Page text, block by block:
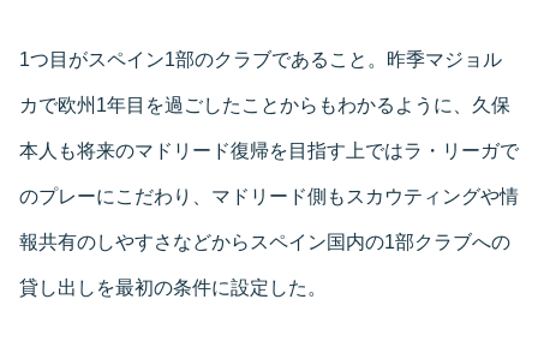
1つ目がスペイン1部のクラブであること。昨季マジョル
カで欧州1年目を過ごしたことからもわかるように、久保
本人も将来のマドリード復帰を目指す上ではラ・リーガで
のプレーにこだわり、マドリード側もスカウティングや情
報共有のしやすさなどからスペイン国内の1部クラブへの
貸し出しを最初の条件に設定した。